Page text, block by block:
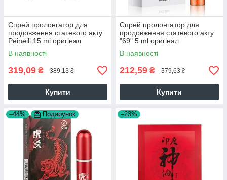
Спрей пролонгатор для
продовження статевого акту
Peineili 15 ml оригінал
6971298380218
В наявності
319,09 ₴ 389,13 ₴
Купити
Спрей пролонгатор для
продовження статевого акту
"69" 5 ml оригінал
6974012338700
В наявності
212,59 ₴ 379,63 ₴
Купити
–44% Подарунок –23%